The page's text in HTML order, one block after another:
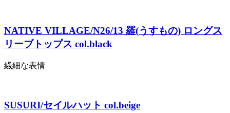
NATIVE VILLAGE/N26/13 羅(うすもの) ロングス
リーブトップス col.black
繊細な表情
SUSURI/セイルハット col.beige